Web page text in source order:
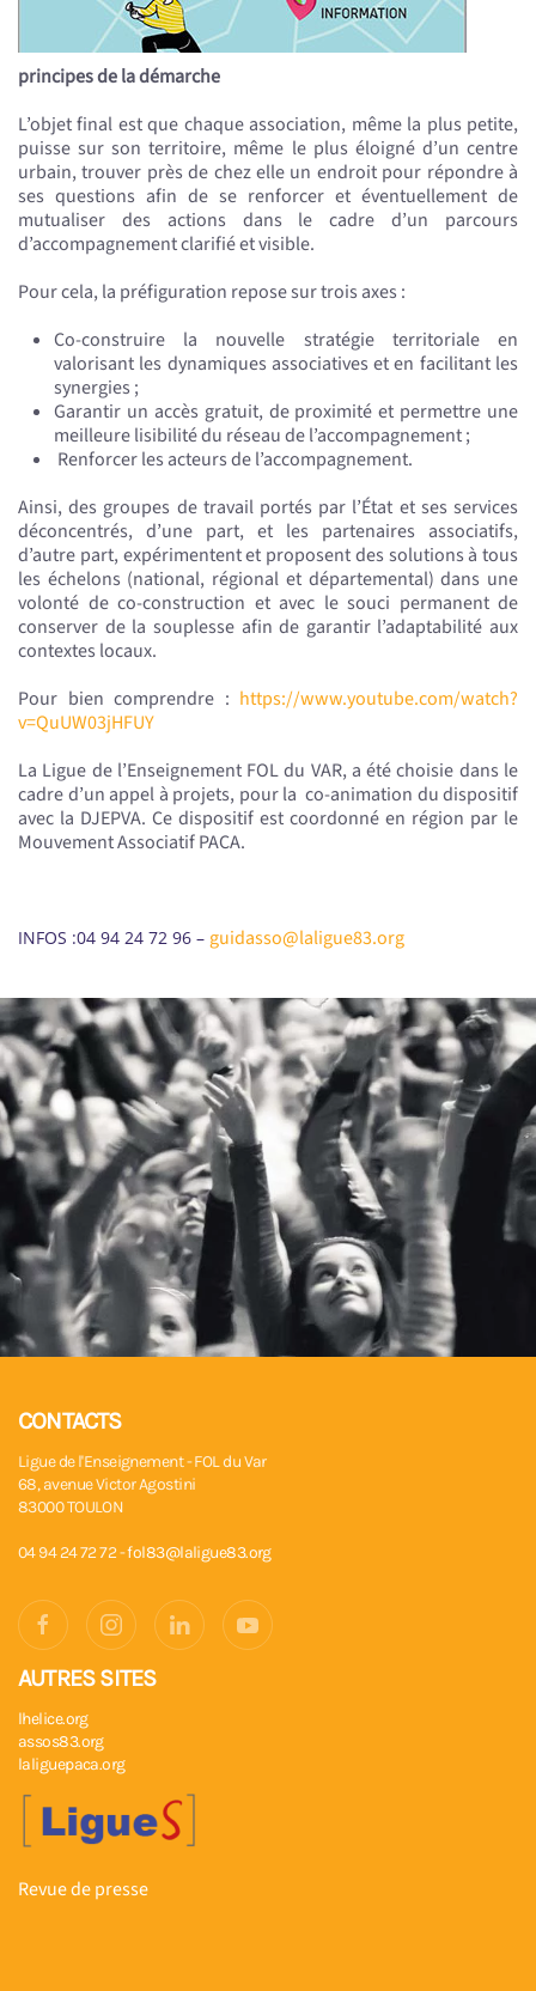
principes de la démarche
L’objet final est que chaque association, même la plus petite,
puisse sur son territoire, même le plus éloigné d’un centre
urbain, trouver près de chez elle un endroit pour répondre à
ses questions afin de se renforcer et éventuellement de
mutualiser des actions dans le cadre d’un parcours
d’accompagnement clarifié et visible.
Pour cela, la préfiguration repose sur trois axes :
Co-construire la nouvelle stratégie territoriale en
valorisant les dynamiques associatives et en facilitant les
synergies ;
Garantir un accès gratuit, de proximité et permettre une
meilleure lisibilité du réseau de l’accompagnement ;
Renforcer les acteurs de l’accompagnement.
Ainsi, des groupes de travail portés par l’État et ses services
déconcentrés, d’une part, et les partenaires associatifs,
d’autre part, expérimentent et proposent des solutions à tous
les échelons (national, régional et départemental) dans une
volonté de co-construction et avec le souci permanent de
conserver de la souplesse afin de garantir l’adaptabilité aux
contextes locaux.
Pour bien comprendre : https://www.youtube.com/watch?
v=QuUW03jHFUY
La Ligue de l’Enseignement FOL du VAR, a été choisie dans le
cadre d’un appel à projets, pour la co-animation du dispositif
avec la DJEPVA. Ce dispositif est coordonné en région par le
Mouvement Associatif PACA.
INFOS :04 94 24 72 96 – guidasso@laligue83.org
CONTACTS
Ligue de l'Enseignement - FOL du Var
68, avenue Victor Agostini
83000 TOULON
04 94 24 72 72 -fol83@laligue83.org
AUTRES SITES
lhelice.org
assos83.org
laliguepaca.org
Revue de presse